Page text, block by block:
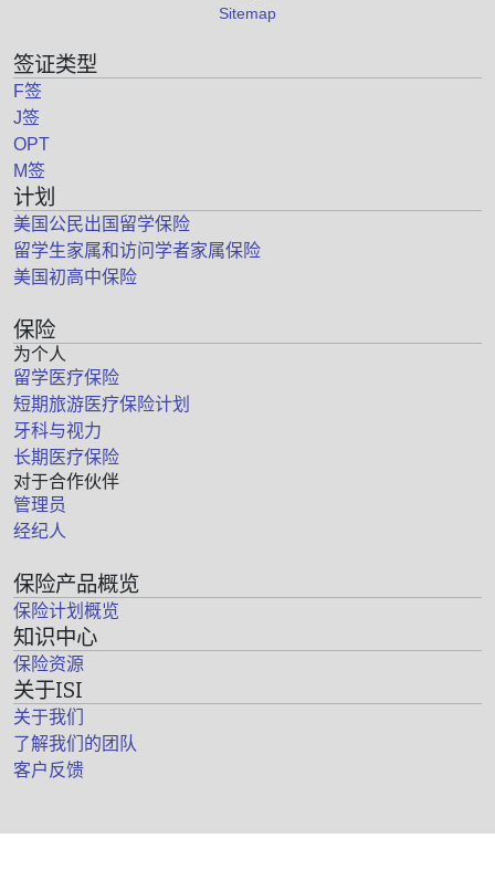
Sitemap
签证类型
F签
J签
OPT
M签
计划
美国公民出国留学保险
留学生家属和访问学者家属保险
美国初高中保险
保险
为个人
留学医疗保险
短期旅游医疗保险计划
牙科与视力
长期医疗保险
对于合作伙伴
管理员
经纪人
保险产品概览
保险计划概览
知识中心
保险资源
关于ISI
关于我们
了解我们的团队
客户反馈